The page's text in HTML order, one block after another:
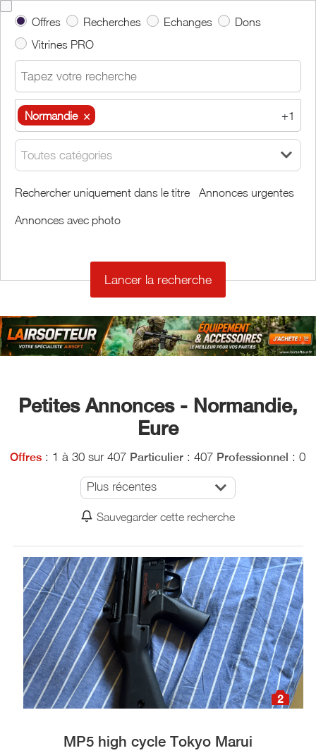
Offres Recherches Echanges
Dons
Vitrines PRO
Normandie × +1
Normandie × Eure ×
Toutes catégories
Rechercher uniquement dans le titre Annonces urgentes
Annonces avec photo
Petites Annonces - Normandie,
Eure
Offres : 1 à 30 sur 407 Particulier : 407 Professionnel : 0
Plus récentes
Sauvegarder cette recherche
2
MP5 high cycle Tokyo Marui